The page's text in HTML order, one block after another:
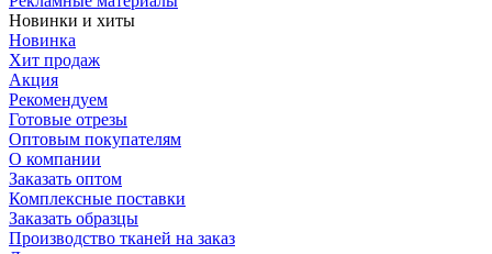
Новинки и хиты
Новинка
Хит продаж
Акция
Рекомендуем
Готовые отрезы
Оптовым покупателям
О компании
Заказать оптом
Комплексные поставки
Заказать образцы
Производство тканей на заказ